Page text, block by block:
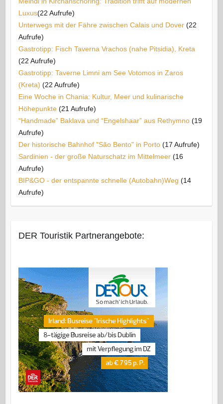
Luxus​(22 Aufrufe)
Unterwegs mit der Fähre zwischen Calais und Dover (22
Aufrufe)
Gastrotipp: Fisch Taverna Vrachos (nahe Pitsidia), Kreta
(22 Aufrufe)
Gastrotipp: Taverne Limni am See Votomos in Zaros
(Kreta) (22 Aufrufe)
Eine Woche in Chania: Kultur, Meer und kulinarische
Höhepunkte (21 Aufrufe)
“Handmade” Baklava und “Engelshaar” aus Rethymno (19
Aufrufe)
Der historische Bahnhof "São Bento" in Porto (17 Aufrufe)
Sardinien - der große Naturschatz im Mittelmeer (16
Aufrufe)
BIP&GO - der entspannte schnelle (Autobahn)Weg (14
Aufrufe)
DER Touristik Partnerangebote: